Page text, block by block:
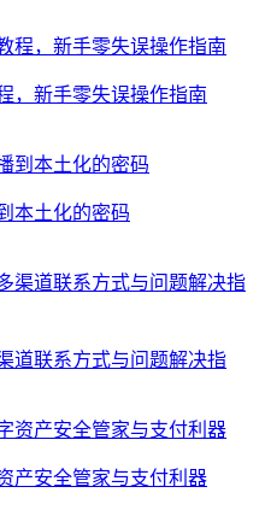
，新手零失误操作指南
本土化的密码
道联系方式与问题解决指
产安全管家与支付利器